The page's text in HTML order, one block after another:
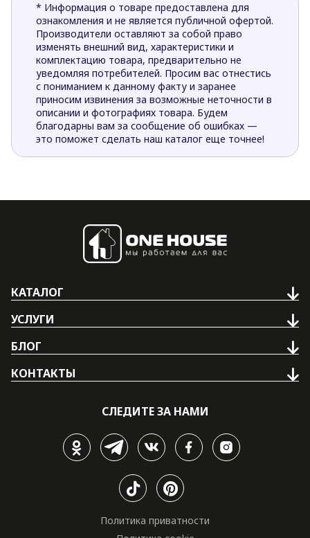
* Информация о товаре предоставлена для
ознакомления и не является публичной офертой.
Производители оставляют за собой право
изменять внешний вид, характеристики и
комплектацию товара, предварительно не
уведомляя потребителей. Просим вас отнестись
с пониманием к данному факту и заранее
приносим извинения за возможные неточности в
описании и фотографиях товара. Будем
благодарны вам за сообщение об ошибках —
это поможет сделать наш каталог еще точнее!
КАТАЛОГ
УСЛУГИ
БЛОГ
КОНТАКТЫ
СЛЕДИТЕ ЗА НАМИ
Политика приватности